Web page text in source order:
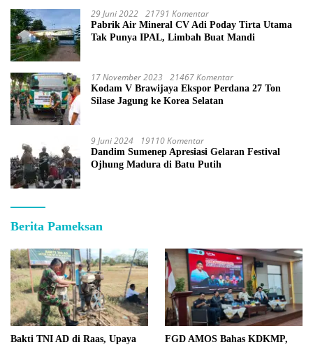
29 Juni 2022 21791 Komentar
Pabrik Air Mineral CV Adi Poday Tirta Utama
Tak Punya IPAL, Limbah Buat Mandi
17 November 2023 21467 Komentar
Kodam V Brawijaya Ekspor Perdana 27 Ton
Silase Jagung ke Korea Selatan
9 Juni 2024 19110 Komentar
Dandim Sumenep Apresiasi Gelaran Festival
Ojhung Madura di Batu Putih
Berita Pameksan
Bakti TNI AD di Raas, Upaya
FGD AMOS Bahas KDKMP,